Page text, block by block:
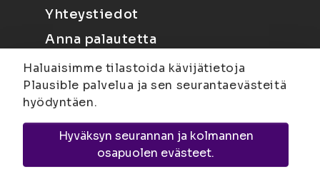
Yhteystiedot
Anna palautetta
Joensuu
Suvantokatu 6, 80100 Joensuu |
KuopioYliopistonranta 15, PL 1627, 70211
Haluaisimme tilastoida kävijätietoja
Plausible palvelua ja sen seurantaevästeitä
hyödyntäen.
Hyväksyn seurannan ja kolmannen
osapuolen evästeet.